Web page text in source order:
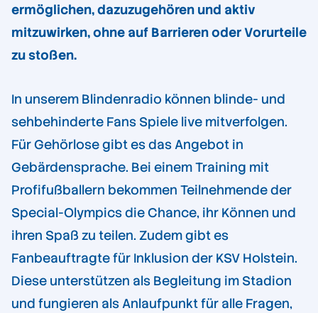
ermöglichen, dazuzugehören und aktiv
mitzuwirken, ohne auf Barrieren oder Vorurteile
zu stoßen.
In unserem Blindenradio können blinde- und
sehbehinderte Fans Spiele live mitverfolgen.
Für Gehörlose gibt es das Angebot in
Gebärdensprache. Bei einem Training mit
Profifußballern bekommen Teilnehmende der
Special-Olympics die Chance, ihr Können und
ihren Spaß zu teilen. Zudem gibt es
Fanbeauftragte für Inklusion der KSV Holstein.
Diese unterstützen als Begleitung im Stadion
und fungieren als Anlaufpunkt für alle Fragen,